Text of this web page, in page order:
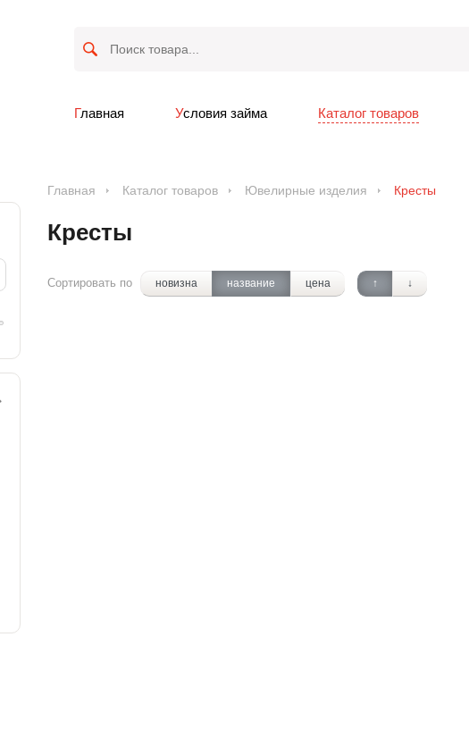
Главная Условия займа Каталог товаров
Главная Каталог товаров Ювелирные изделия Кресты
Кресты
Сортировать по новизна название цена ↑ ↓